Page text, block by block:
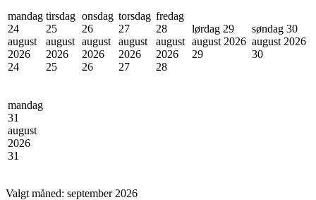
mandag
24
august
2026
24
tirsdag
25
august
2026
25
onsdag
26
august
2026
26
torsdag
27
august
2026
27
fredag
28
august
2026
28
lørdag 29
august 2026
29
søndag 30
august 2026
30
mandag
31
august
2026
31
Valgt måned: september 2026